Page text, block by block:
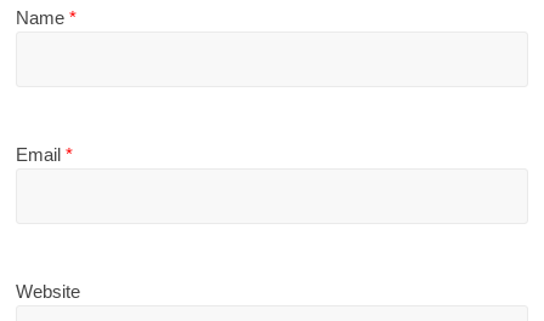
Name*
Email*
Website